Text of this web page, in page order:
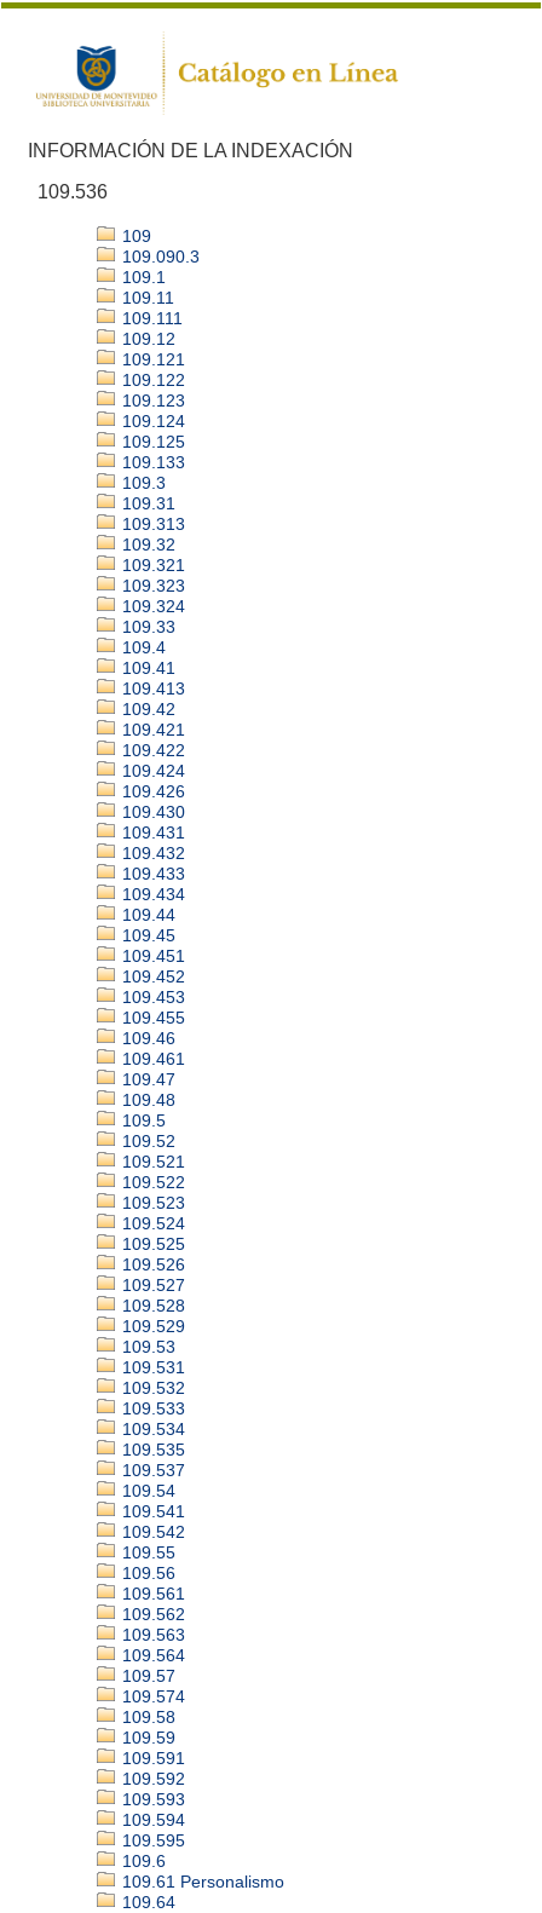
INFORMACIÓN DE LA INDEXACIÓN
109.536
109
109.090.3
109.1
109.11
109.111
109.12
109.121
109.122
109.123
109.124
109.125
109.133
109.3
109.31
109.313
109.32
109.321
109.323
109.324
109.33
109.4
109.41
109.413
109.42
109.421
109.422
109.424
109.426
109.430
109.431
109.432
109.433
109.434
109.44
109.45
109.451
109.452
109.453
109.455
109.46
109.461
109.47
109.48
109.5
109.52
109.521
109.522
109.523
109.524
109.525
109.526
109.527
109.528
109.529
109.53
109.531
109.532
109.533
109.534
109.535
109.537
109.54
109.541
109.542
109.55
109.56
109.561
109.562
109.563
109.564
109.57
109.574
109.58
109.59
109.591
109.592
109.593
109.594
109.595
109.6
109.61 Personalismo
109.64